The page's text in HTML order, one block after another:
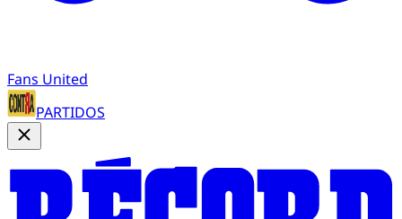
Fans United
PARTIDOS